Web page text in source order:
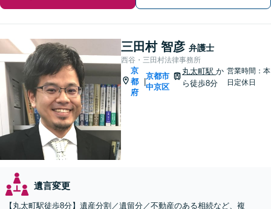
三田村 智彦 弁護士
西谷・三田村法律事務所
京
都
府
|
京都市
中京区
丸太町駅か
ら徒歩8分
営業時間：本
日定休日
遺言変更
【丸太町駅徒歩8分】遺産分割／遺留分／不動産のある相続など、複